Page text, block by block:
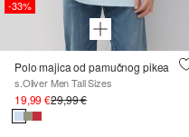
-33%
Polo majica od pamučnog pikea
s.Oliver Men Tall Sizes
19,99 €29,99 €